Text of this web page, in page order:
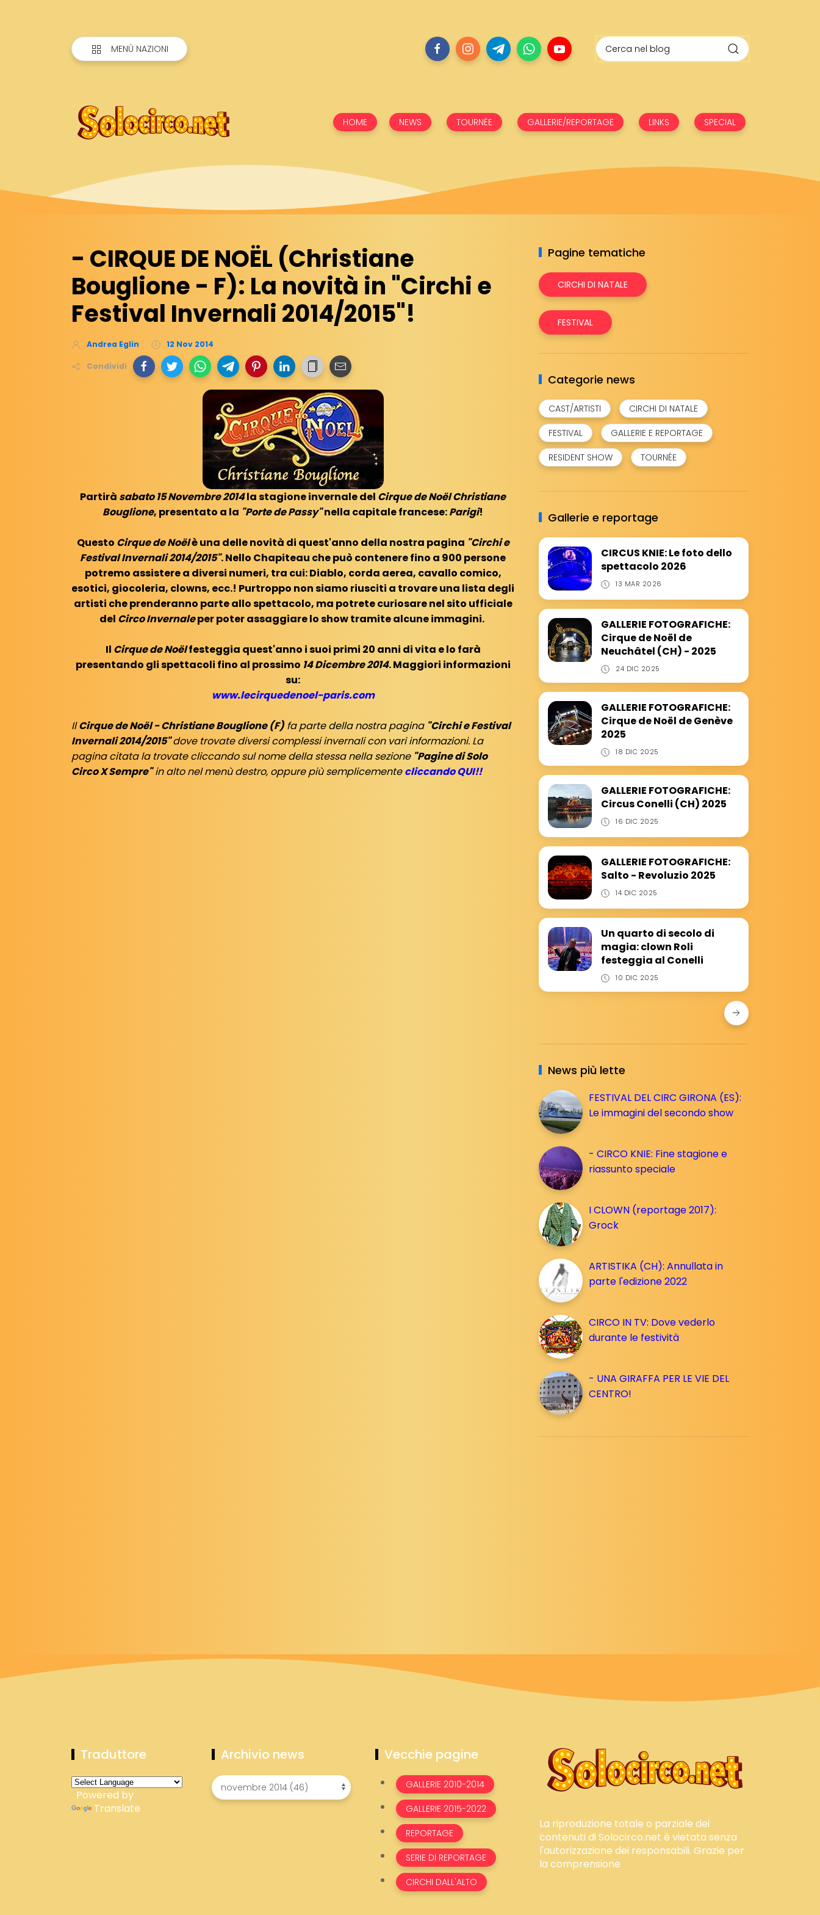
MENÙ NAZIONI
HOME NEWS TOURNÉE GALLERIE/REPORTAGE LINKS SPECIAL
- CIRQUE DE NOËL (Christiane
Bouglione - F): La novità in "Circhi e
Festival Invernali 2014/2015"!
Andrea Eglin 12 Nov 2014
Condividi
Partirà sabato 15 Novembre 2014la stagione invernale del Cirque de Noël Christiane
Bouglione, presentato a la "Porte de Passy"nella capitale francese:Parigi!
Questo Cirque de Noëlè una delle novità di quest'anno della nostra pagina "Circhi e
Festival Invernali 2014/2015". Nello Chapiteau che può contenere fino a 900 persone
potremo assistere a diversi numeri, tra cui: Diablo, corda aerea, cavallo comico,
esotici, giocoleria, clowns, ecc.! Purtroppo non siamo riusciti a trovare una lista degli
artisti che prenderanno parte allo spettacolo, ma potrete curiosare nel sito ufficiale
del Circo Invernaleper poter assaggiare lo show tramite alcune immagini.
Il Cirque de Noëlfesteggia quest'anno i suoi primi 20 anni di vita e lo farà
presentando gli spettacoli fino al prossimo 14 Dicembre 2014. Maggiori informazioni
su:
www.lecirquedenoel-paris.com
IlCirque de Noël - Christiane Bouglione (F) fa parte della nostra pagina "Circhi e Festival
Invernali 2014/2015"dove trovate diversi complessi invernali con vari informazioni. La
pagina citata la trovate cliccando sul nome della stessa nella sezione "Pagine di Solo
Circo X Sempre"in alto nel menù destro, oppure più semplicementecliccando QUI!!
Pagine tematiche
CIRCHI DI NATALE
FESTIVAL
Categorie news
CAST/ARTISTI
CIRCHI DI NATALE
FESTIVAL
GALLERIE E REPORTAGE
RESIDENT SHOW
TOURNÉE
Gallerie e reportage
CIRCUS KNIE: Le foto dello
spettacolo 2026
13 MAR 2026
GALLERIE FOTOGRAFICHE:
Cirque de Noël de
Neuchâtel (CH) - 2025
24 DIC 2025
GALLERIE FOTOGRAFICHE:
Cirque de Noël de Genève
2025
18 DIC 2025
GALLERIE FOTOGRAFICHE:
Circus Conelli (CH) 2025
16 DIC 2025
GALLERIE FOTOGRAFICHE:
Salto - Revoluzio 2025
14 DIC 2025
Un quarto di secolo di
magia: clown Roli
festeggia al Conelli
10 DIC 2025
News più lette
FESTIVAL DEL CIRC GIRONA (ES):
Le immagini del secondo show
- CIRCO KNIE: Fine stagione e
riassunto speciale
I CLOWN (reportage 2017):
Grock
ARTISTIKA (CH): Annullata in
parte l'edizione 2022
CIRCO IN TV: Dove vederlo
durante le festività
- UNA GIRAFFA PER LE VIE DEL
CENTRO!
Traduttore
Powered by
Translate
Archivio news Vecchie pagine
GALLERIE 2010-2014
GALLERIE 2015-2022
REPORTAGE
SERIE DI REPORTAGE
CIRCHI DALL'ALTO
La riproduzione totale o parziale dei
contenuti di Solocirco.net è vietata senza
l'autorizzazione dei responsabili. Grazie per
la comprensione